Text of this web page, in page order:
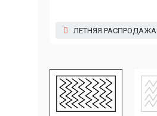
ЛЕТНЯЯ РАСПРОДАЖА